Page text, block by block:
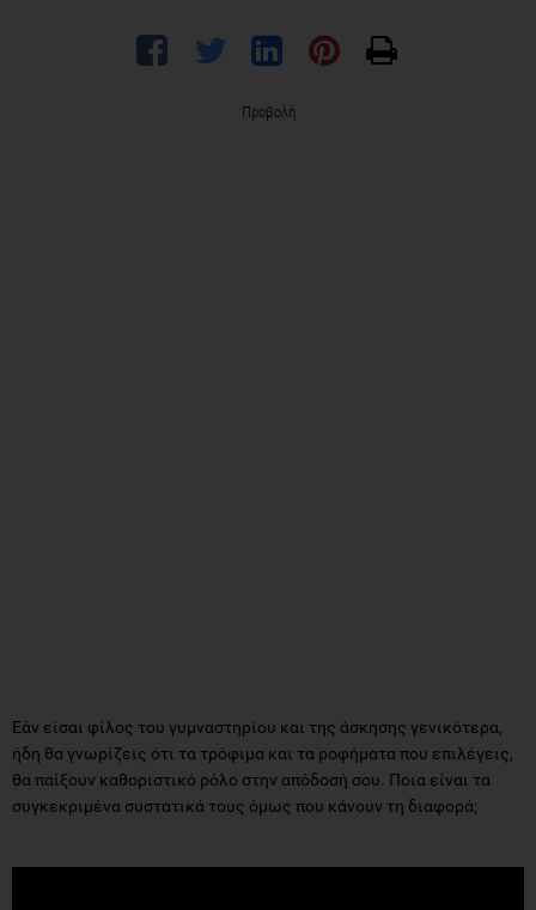
Προβολή
Εάν είσαι φίλος του γυμναστηρίου και της άσκησης γενικότερα,
ήδη θα γνωρίζεις ότι τα τρόφιμα και τα ροφήματα που επιλέγεις,
θα παίξουν καθοριστικό ρόλο στην απόδοσή σου. Ποια είναι τα
συγκεκριμένα συστατικά τους όμως που κάνουν τη διαφορά;